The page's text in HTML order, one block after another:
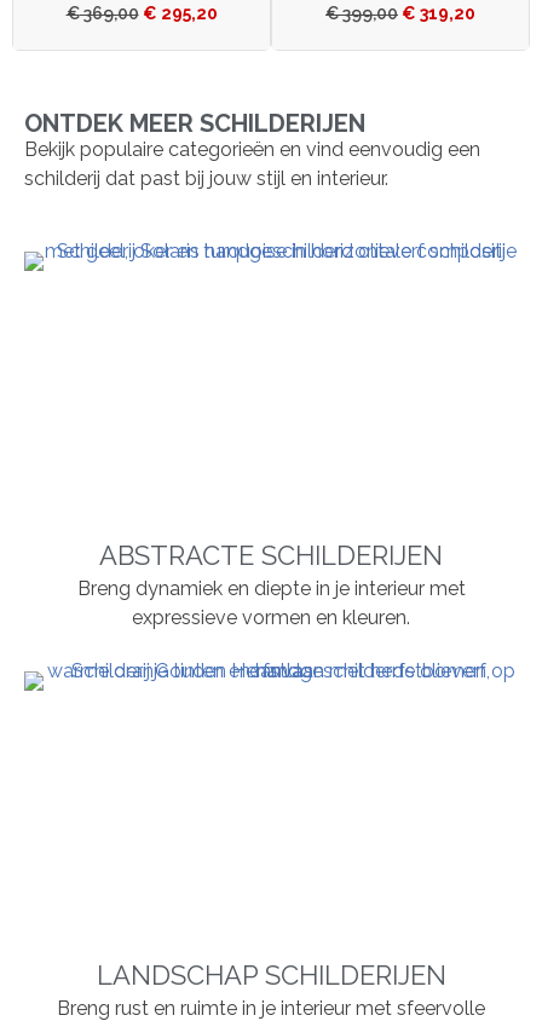
€369,00 € 295,20 €399,00 € 319,20
ONTDEK MEER SCHILDERIJEN
Bekijk populaire categorieën en vind eenvoudig een
schilderij dat past bij jouw stijl en interieur.
ABSTRACTE SCHILDERIJEN
Breng dynamiek en diepte in je interieur met
expressieve vormen en kleuren.
LANDSCHAP SCHILDERIJEN
Breng rust en ruimte in je interieur met sfeervolle